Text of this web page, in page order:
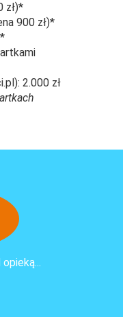
zł)*
900 zł)*
2.000 zł